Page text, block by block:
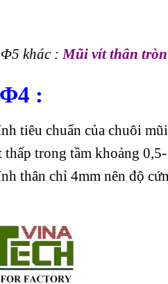
khác : Mũi vít thân
:
tiêu chuẩn của chuôi
trong tầm khoảng
thân chỉ 4mm nên độ